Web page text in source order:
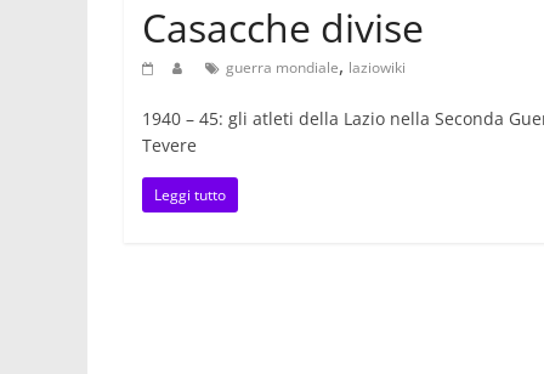
Casacche divise
guerra mondiale, laziowiki
1940 – 45: gli atleti della Lazio nella Seconda
Tevere
Leggi tutto